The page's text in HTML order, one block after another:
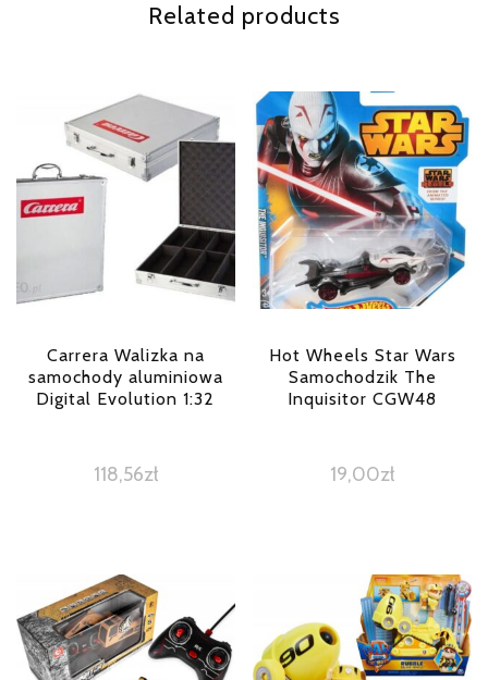
Related products
Carrera Walizka na
samochody aluminiowa
Digital Evolution 1:32
118,56zł
Hot Wheels Star Wars
Samochodzik The
Inquisitor CGW48
19,00zł